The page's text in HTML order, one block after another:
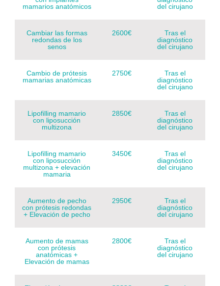
mamarios anatómicos
del cirujano
Cambiar las formas
redondas de los
senos
2600€
Tras el
diagnóstico
del cirujano
Cambio de prótesis
mamarias anatómicas
2750€
Tras el
diagnóstico
del cirujano
Lipofilling mamario
con liposucción
multizona
2850€
Tras el
diagnóstico
del cirujano
Lipofilling mamario
con liposucción
multizona + elevación
mamaria
3450€
Tras el
diagnóstico
del cirujano
Aumento de pecho
con prótesis redondas
+ Elevación de pecho
2950€
Tras el
diagnóstico
del cirujano
Aumento de mamas
con prótesis
anatómicas +
Elevación de mamas
2800€
Tras el
diagnóstico
del cirujano